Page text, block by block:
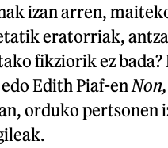
izan arren,
eratorriak,
fikziorik ez bada?
Edith Piaf-en
orduko pertsonen